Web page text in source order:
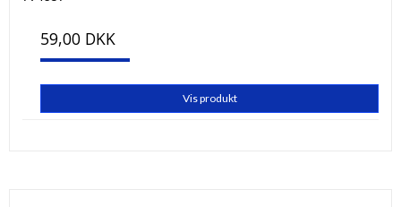
59,00 DKK
Vis produkt